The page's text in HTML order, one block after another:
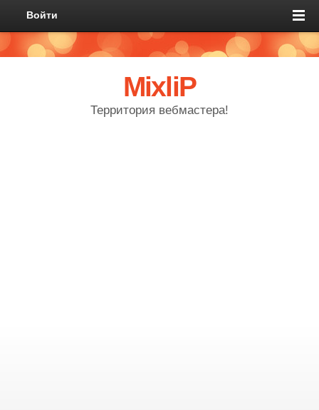
Войти
MixliP
Территория вебмастера!